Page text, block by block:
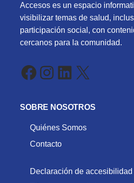
Accesos es un espacio
visibilizar temas de salud,
participación social, con
cercanos para la comunidad.
Facebook
Instagram
LinkedIn
X
SOBRE NOSOTROS
Quiénes Somos
Contacto
Declaración de accesibilidad